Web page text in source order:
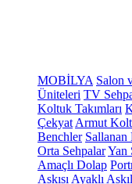
MOBİLYA Salon
Üniteleri TV
Koltuk Takımları
Çekyat Armut
Benchler
Orta SehpalarYan
Amaçlı Dolap
Askısı Ayaklı